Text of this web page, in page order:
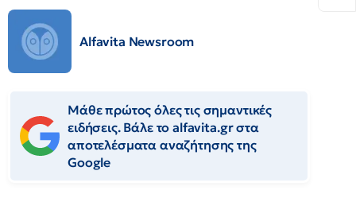
Alfavita Newsroom
Μάθε πρώτος όλες τις σημαντικές
ειδήσεις. Βάλε το alfavita.gr στα
αποτελέσματα αναζήτησης της
Google